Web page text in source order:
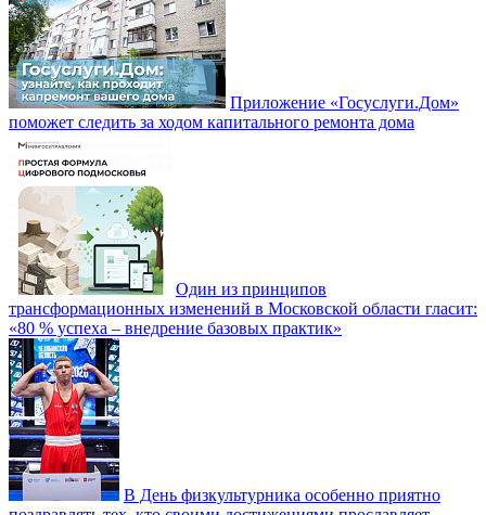
Приложение «Госуслуги.Дом»
поможет следить за ходом капитального ремонта дома
Один из принципов
трансформационных изменений в Московской области гласит:
«80 % успеха – внедрение базовых практик»
В День физкультурника особенно приятно